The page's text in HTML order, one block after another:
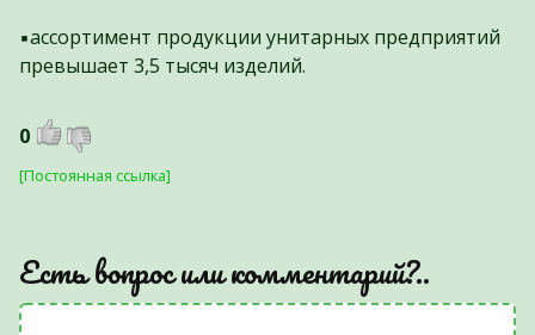
▪️ассортимент продукции унитарных предприятий
превышает 3,5 тысяч изделий.
0
[Постоянная ссылка]
Есть вопрос или комментарий?..